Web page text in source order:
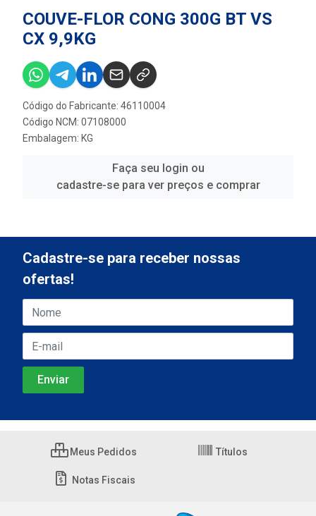
COUVE-FLOR CONG 300G BT VS
CX 9,9KG
Código do Fabricante: 46110004
Código NCM: 07108000
Embalagem: KG
Faça seu login ou
cadastre-se para ver preços e comprar
Cadastre-se para receber nossas
ofertas!
Meus Pedidos Títulos
Notas Fiscais